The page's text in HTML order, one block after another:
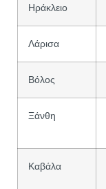
Ηράκλειο
Λάρισα
Βόλος
Ξάνθη
Καβάλα